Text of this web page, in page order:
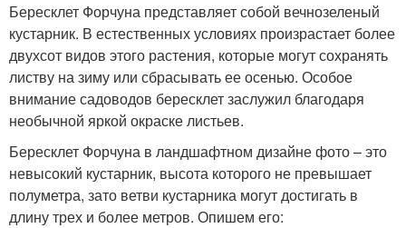
Бересклет Форчуна представляет собой вечнозеленый
кустарник. В естественных условиях произрастает более
двухсот видов этого растения, которые могут сохранять
листву на зиму или сбрасывать ее осенью. Особое
внимание садоводов бересклет заслужил благодаря
необычной яркой окраске листьев.
Бересклет Форчуна в ландшафтном дизайне фото – это
невысокий кустарник, высота которого не превышает
полуметра, зато ветви кустарника могут достигать в
длину трех и более метров. Опишем его: